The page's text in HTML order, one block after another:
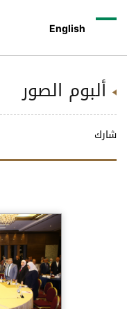
English
ألبوم الصور
شارك